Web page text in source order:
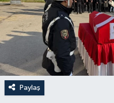
Paylaş
Mesaj
Dergim
Ulusal